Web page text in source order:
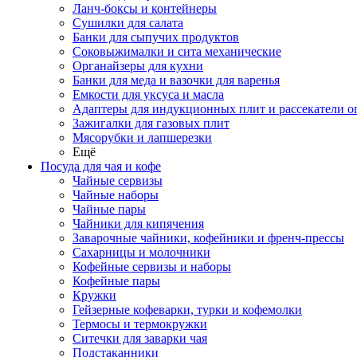
Ланч-боксы и контейнеры
Сушилки для салата
Банки для сыпучих продуктов
Соковыжималки и сита механические
Органайзеры для кухни
Банки для меда и вазочки для варенья
Емкости для уксуса и масла
Адаптеры для индукционных плит и рассекатели
Зажигалки для газовых плит
Мясорубки и лапшерезки
Ещё
Посуда для чая и кофе
Чайные сервизы
Чайные наборы
Чайные пары
Чайники для кипячения
Заварочные чайники, кофейники и френч-прессы
Сахарницы и молочники
Кофейные сервизы и наборы
Кофейные пары
Кружки
Гейзерные кофеварки, турки и кофемолки
Термосы и термокружки
Ситечки для заварки чая
Подстаканники